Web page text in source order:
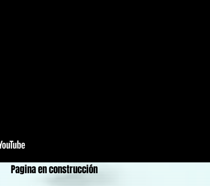
Pagina en construcción